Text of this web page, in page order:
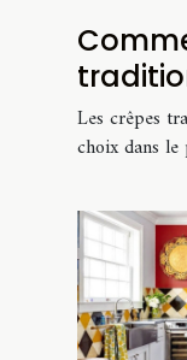
la
Les crêpes
choix dans